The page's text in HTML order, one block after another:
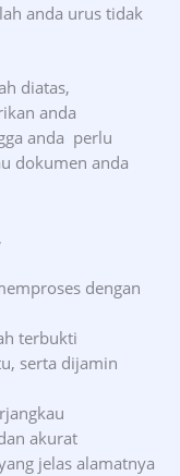
anda urus tidak
diatas,
anda
anda perlu
dokumen anda
dengan
terbukti
serta dijamin
akurat
jelas alamatnya